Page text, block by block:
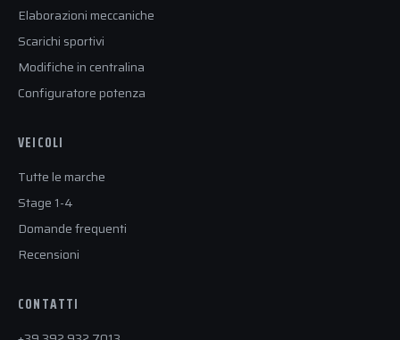
Elaborazioni meccaniche
Scarichi sportivi
Modifiche in centralina
Configuratore potenza
VEICOLI
Tutte le marche
Stage 1-4
Domande frequenti
Recensioni
CONTATTI